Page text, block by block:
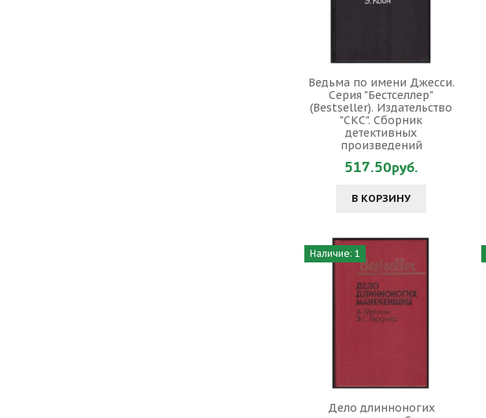
Ведьма по имени Джесси.
Серия "Бестселлер"
(Bestseller). Издательство
"СКС". Сборник
детективных
произведений
517.50руб.
В КОРЗИНУ
Наличие: 1
Дело длинноногих